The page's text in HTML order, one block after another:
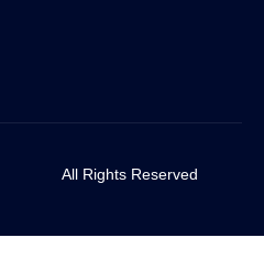
All Rights Reserved